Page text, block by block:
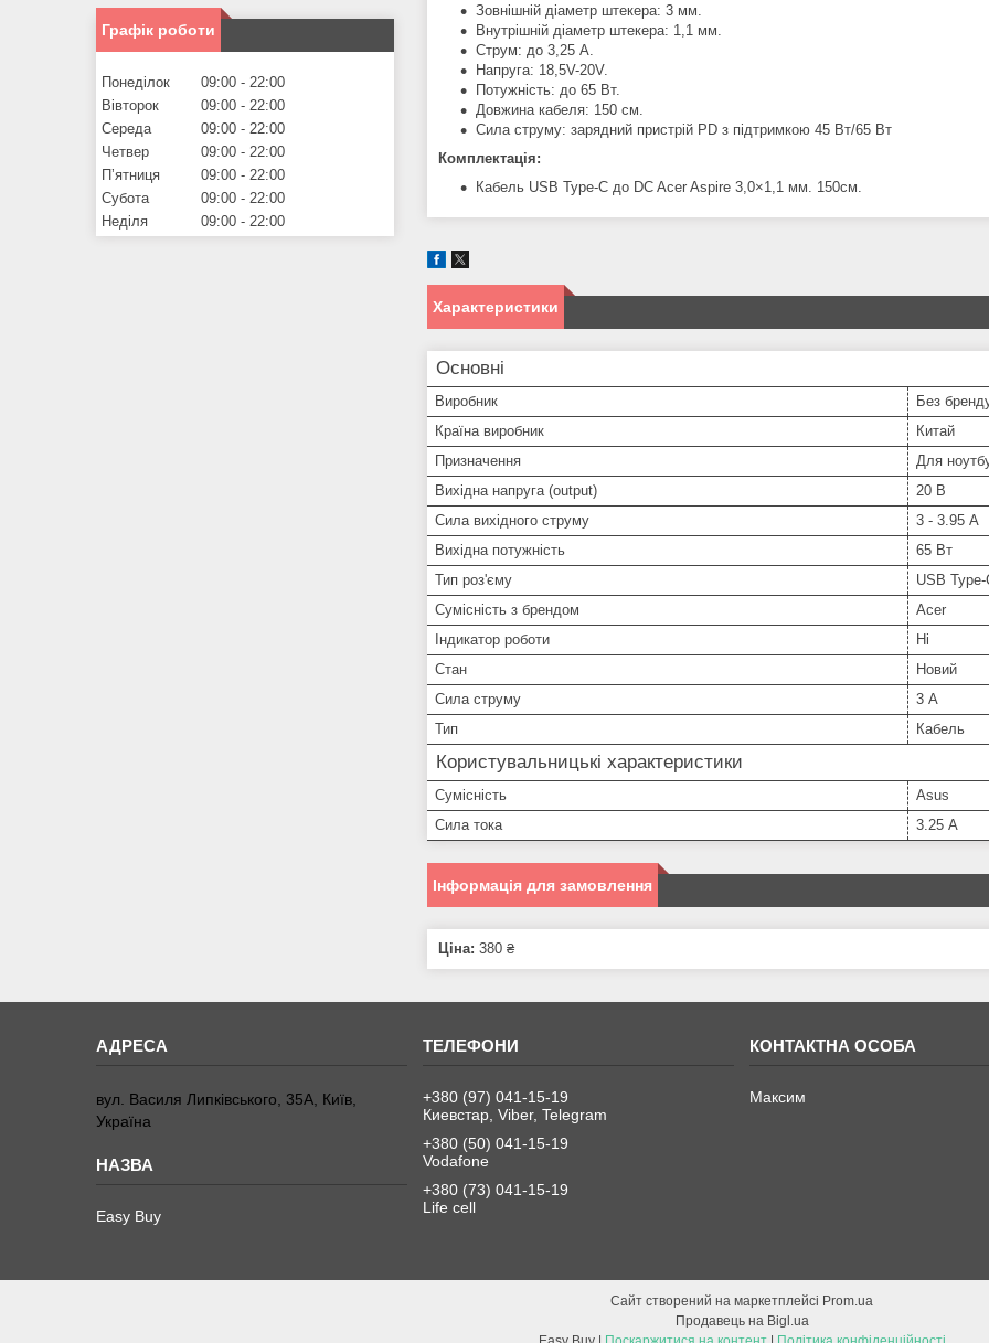
Зовнішній діаметр штекера: 3 мм.
Внутрішній діаметр штекера: 1,1 мм.
Струм: до 3,25 A.
Напруга: 18,5V-20V.
Потужність: до 65 Вт.
Довжина кабеля: 150 см.
Сила струму: зарядний пристрій PD з підтримкою 45 Вт/65 Вт
Комплектація:
Кабель USB Type-C до DC Acer Aspire 3,0×1,1 мм. 150см.
Характеристики
Основні
Виробник
Без
Країна виробник
Китай
Призначення
Для
Вихідна напруга (output)
20 В
Сила вихідного струму
3 - 3.95 А
Вихідна потужність
65 Вт
Тип роз'єму
USB Type-
Сумісність з брендом
Acer
Індикатор роботи
Ні
Стан
Новий
Сила струму
3 А
Тип
Кабель
Користувальницькі характеристики
Сумісність
Asus
Сила тока
3.25 А
Інформація для замовлення
Ціна: 380 ₴
Графік роботи
Понеділок 09:00
22:00
Вівторок
09:00
22:00
Середа
09:00
22:00
Четвер
09:00
22:00
Пʼятниця
09:00
22:00
Субота
09:00
22:00
Неділя
09:00 22:00
вул. Василя Липківського, 35А, Київ,
Україна
Easy Buy
+380 (97) 041-15-19
Киевстар, Viber, Telegram
+380 (50) 041-15-19
Vodafone
+380 (73) 041-15-19
Life cell
Максим
Сайт створений на маркетплейсі Prom.ua
Продавець на Bigl.ua